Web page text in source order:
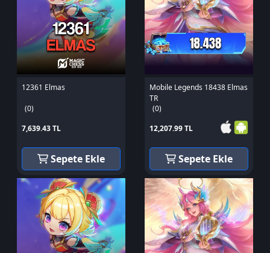
12361 Elmas
(0)
7,639.43 TL
Sepete Ekle
Mobile Legends 18438 Elmas
TR
(0)
12,207.99 TL
Sepete Ekle